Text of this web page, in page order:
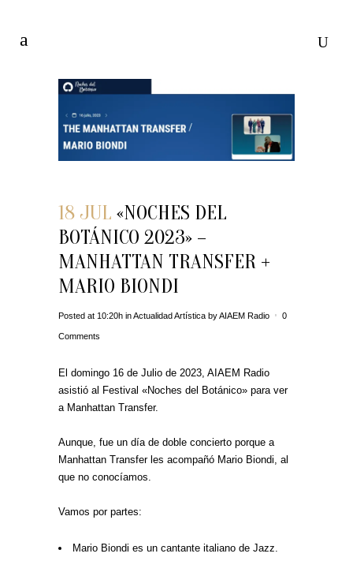
18 JUL «NOCHES DEL
BOTÁNICO 2023» –
MANHATTAN TRANSFER +
MARIO BIONDI
Posted at 10:20h inActualidad Artística byAIAEM Radio 0
Comments
El domingo 16 de Julio de 2023, AIAEM Radio
asistió al Festival «Noches del Botánico» para ver
a Manhattan Transfer.
Aunque, fue un día de doble concierto porque a
Manhattan Transfer les acompañó Mario Biondi, al
que no conocíamos.
Vamos por partes:
Mario Biondi es un cantante italiano de Jazz.